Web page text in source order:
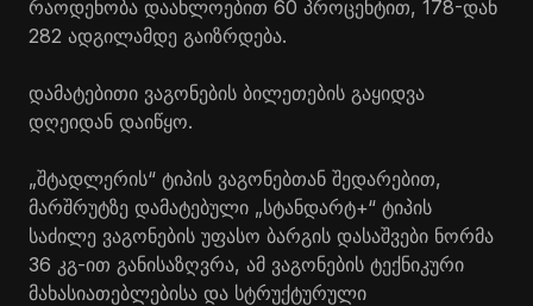
რაოდენობა დაახლოებით 60 პროცენტით, 178-დან
282 ადგილამდე გაიზრდება.
დამატებითი ვაგონების ბილეთების გაყიდვა
დღეიდან დაიწყო.
„შტადლერის“ ტიპის ვაგონებთან შედარებით,
მარშრუტზე დამატებული „სტანდარტ+“ ტიპის
საძილე ვაგონების უფასო ბარგის დასაშვები ნორმა
36 კგ-ით განისაზღვრა, ამ ვაგონების ტექნიკური
მახასიათებლებისა და სტრუქტურული